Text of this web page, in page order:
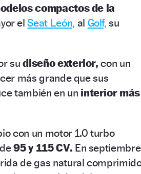
compactos de la
elSeat León, al Golf, su
su diseño exterior, con un
más grande que sus
también en un interior más
con un motor 1.0 turbo
95 y 115 CV. En septiembre
de gas natural